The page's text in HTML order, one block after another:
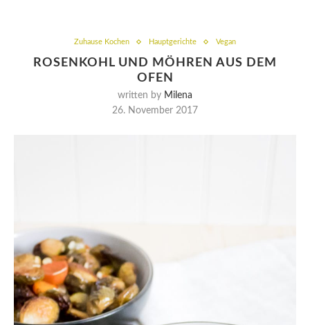
Zuhause Kochen Hauptgerichte Vegan
ROSENKOHL UND MÖHREN AUS DEM
OFEN
written by Milena
26. November 2017